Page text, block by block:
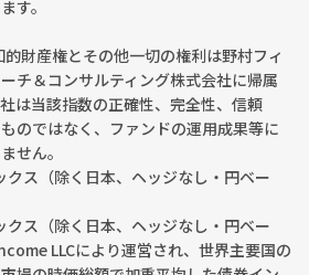
す。
財産権とその他一切の権利は野村フィ
チ＆コンサルティング株式会社に帰属
は当該指数の正確性、完全性、信頼
のではなく、ファンドの運用成果等に
せん。
クス（除く日本、ヘッジなし・円ベー
クス（除く日本、ヘッジなし・円ベー
LLCにより運営され、世界主要国の